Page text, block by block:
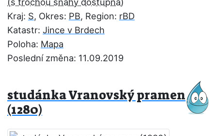
Kraj: S, Okres: PB, Region: rBD
Katastr: Jince v Brdech
Poloha: Mapa
Poslední změna: 11.09.2019
studánka Vranovský pramen
(1280)